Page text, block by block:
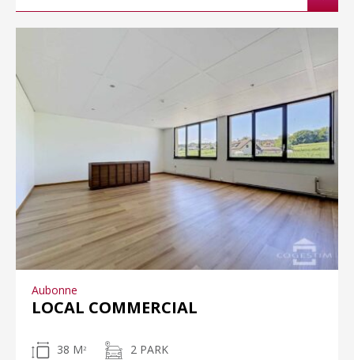
Aubonne
LOCAL COMMERCIAL
38 M 2 2 PARK